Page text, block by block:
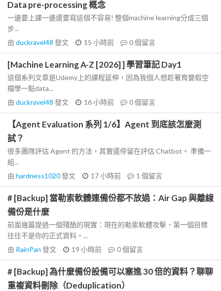
Data pre-processing 概念
一邊要上課一邊還要寫這個不容易! 整個machine learning分成三個
步...
由 duckravel48 發文 15 小時前 0個留言
[Machine Learning A-Z [2026] ] 學習筆記 Day1
這個系列文章是Udemy上的課程延伸，因為我個人想趁著育嬰假空
檔學一點data...
由 duckravel48 發文 16 小時前 0個留言
【Agent Evaluation 系列 1/6】Agent 到底該怎麼測
試？
很多團隊評估 Agent 的方法，其實還停留在評估 Chatbot。 準備一
組...
由 hardness1020發文 17 小時前 1 個留言
# [Backup] 當勒索軟體連備份都不放過：Air Gap 與離線
備份是什麼
前面幾篇提過一個殘酷的現實：現在的勒索軟體攻擊，第一個目標
往往不是你的正式資料，...
由 RainPan 發文 19 小時前 0個留言
# [Backup] 為什麼備份設備可以塞進 30 倍的資料？聊聊
重複資料刪除（Deduplication）